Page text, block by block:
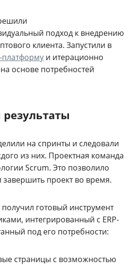
подход к внедрению
клиента. Запустили в
платформу и итерационно
основе потребностей
на спринты и следовали
из них. Проектная команда
Scrum. Это позволило
завершить проект во время.
получил готовый инструмент
интегрированный с ERP-
под его потребности:
страницы с возможностью